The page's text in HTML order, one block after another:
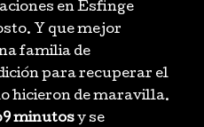
en Esfinge
Y que mejor
familia de
para recuperar el
hicieron de maravilla.
minutosy se